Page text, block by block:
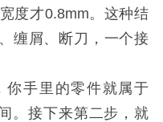
度才0.8mm。这种结
缠屑、断刀，一个接
你手里的零件就属于
。接下来第二步，就